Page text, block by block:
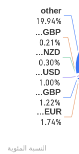
النسبة المئوية